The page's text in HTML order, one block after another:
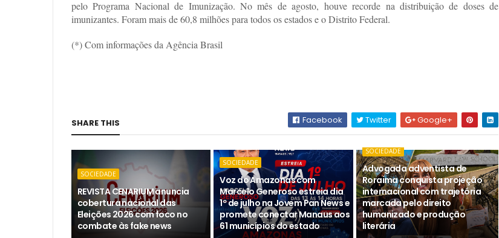
pelo Programa Nacional de Imunização. No mês de agosto, houve recorde na distribuição de doses de
imunizantes. Foram mais de 60,8 milhões para todos os estados e o Distrito Federal.
(*) Com informações da Agência Brasil
SHARE THIS Facebook Twitter Google+
SOCIEDADE
REVISTA CENARIUM anuncia
cobertura nacional das
Eleições 2026 com foco no
combate às fake news
SOCIEDADE
Voz do Amazonas com
Marcelo Generoso estreia dia
1º de julho na Jovem Pan News e
promete conectar Manaus aos
61 municípios do estado
SOCIEDADE
Advogada adventista de
Roraima conquista projeção
internacional com trajetória
marcada pelo direito
humanizado e produção
literária